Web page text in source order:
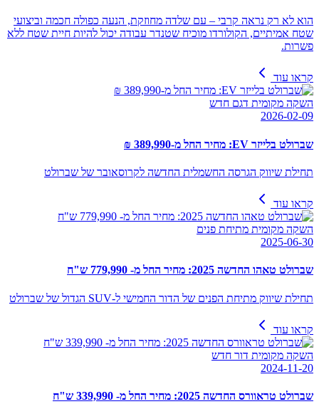
הוא לא רק נראה קרבי – עם שלדה מחוזקת, הנעה כפולה חכמה וביצועי
שטח אמיתיים, הקולורדו מוכיח שטנדר עבודה יכול להיות חיית שטח ללא
פשרות.
קראו עוד
השקה מקומית דגם חדש
2026-02-09
שברולט בלייזר EV: מחיר החל מ-389,990 ₪
תחילת שיווק הגרסה החשמלית החדשה לקרוסאובר של שברולט
קראו עוד
השקה מקומית מתיחת פנים
2025-06-30
שברולט טאהו החדשה 2025: מחיר החל מ- 779,990 ש"ח
תחילת שיווק מתיחת הפנים של הדור החמישי ל-SUV הגדול של שברולט
קראו עוד
השקה מקומית דור חדש
2024-11-20
שברולט טראוורס החדשה 2025: מחיר החל מ- 339,990 ש"ח